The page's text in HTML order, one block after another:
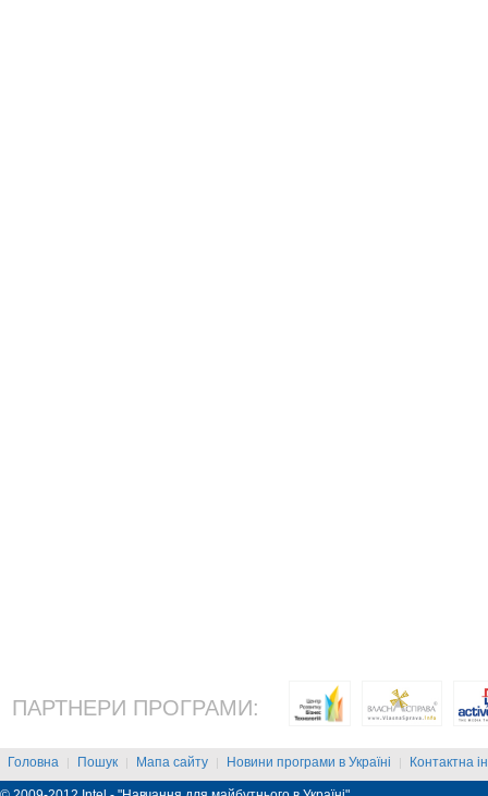
ПАРТНЕРИ ПРОГРАМИ:
Головна | Пошук | Мапа сайту | Новини програми в Україні | Контактна